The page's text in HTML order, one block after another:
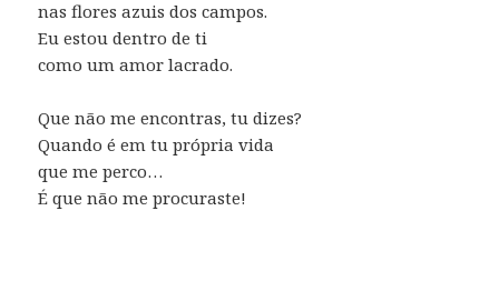
nas flores azuis dos campos.
Eu estou dentro de ti
como um amor lacrado.
Que não me encontras, tu dizes?
Quando é em tu própria vida
que me perco…
É que não me procuraste!